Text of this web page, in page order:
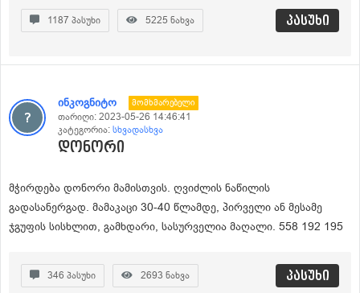
1187 პასუხი 5225 ნახვა პასუხი
ინკოგნიტო Მომხმარებელი
თარიღი: 2023-05-26 14:46:41
კატეგორია: სხვადასხვა
დონორი
მჭირდება დონორი მამისთვის. ღვიძლის ნაწილის
გადასანერგად. მამაკაცი 30-40 წლამდე, პირველი ან მესამე
ჯგუფის სისხლით, გამხდარი, სასურველია მაღალი. 558 192 195
346 პასუხი 2693 ნახვა პასუხი